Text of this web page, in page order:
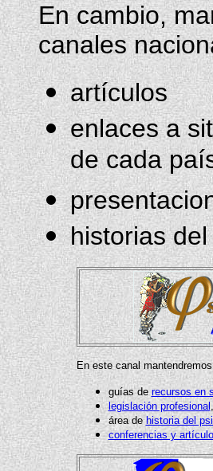
En cambio,
canales
artículos
enlaces a
de cada
historias
En este canal
guías derecursos en
legislación profesional ,
área de historia del
conferencias y